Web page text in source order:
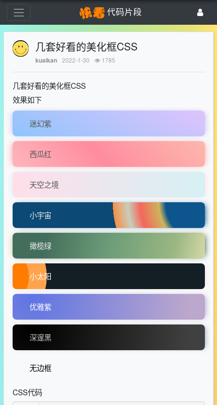
代码片段
几套好看的美化框CSS
kuaikan 2022-1-30 1785
几套好看的美化框CSS
效果如下
迷幻紫
西瓜红
天空之境
小宇宙
撖榄绿
小太阳
优雅紫
深邃黑
无边框
CSS代码